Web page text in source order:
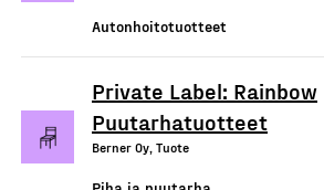
Autonhoitotuotteet
Private Label: Rainbow
Puutarhatuotteet
Berner Oy, Tuote